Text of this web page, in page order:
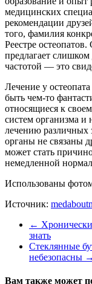
медицинских
рекомендации
того, фамилия
Реестре
предлагает
частотой — это
Лечение у
быть чем-то
относящиеся к
систем организма и
лечению различных
органы не связаны
может стать
немедленной
Использованы
Источник:
←
знать
Стеклянные
небезопасны →
Вам также может